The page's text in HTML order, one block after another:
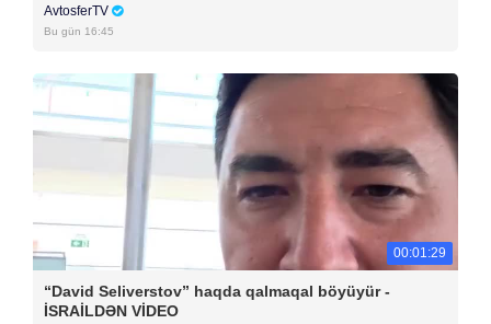
AvtosferTV
Bu gün 16:45
00:01:29
“David Seliverstov” haqda qalmaqal böyüyür -
İSRAİLDƏN VİDEO